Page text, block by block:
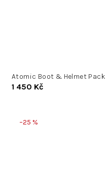
Atomic Boot & Helmet Pack
1 450 Kč
–25 %